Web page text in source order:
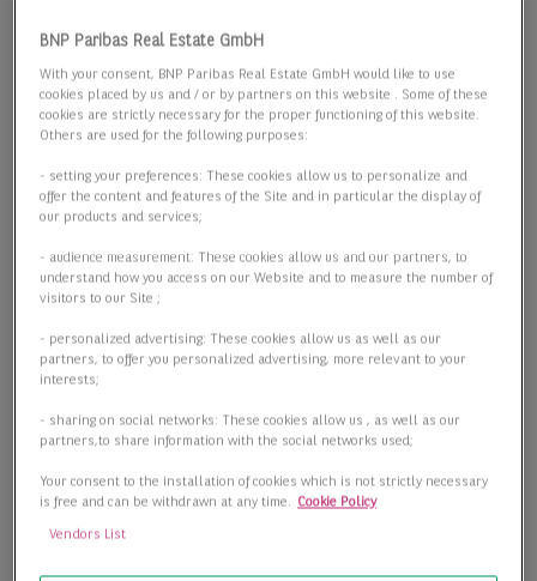
Preis
Details anzeigen
BNP Paribas Real Estate GmbH
With your consent, BNP Paribas Real Estate GmbH would like to use
cookies placed by us and / or by partners on this website . Some of these
cookies are strictly necessary for the proper functioning of this website.
Others are used for the following purposes:
- setting your preferences: These cookies allow us to personalize and
offer the content and features of the Site and in particular the display of
our products and services;
- audience measurement: These cookies allow us and our partners, to
understand how you access on our Website and to measure the number of
visitors to our Site ;
- personalized advertising: These cookies allow us as well as our
partners, to offer you personalized advertising, more relevant to your
interests;
- sharing on social networks: These cookies allow us , as well as our
partners,to share information with the social networks used;
Your consent to the installation of cookies which is not strictly necessary
is free and can be withdrawn at any time. Cookie Policy
Vendors List